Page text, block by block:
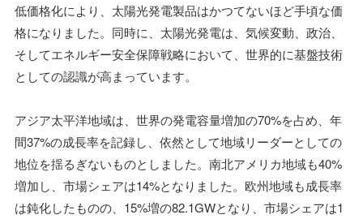
低価格化により、太陽光発電製品はかつてないほど手頃な価
格になりました。同時に、太陽光発電は、気候変動、政治、
そしてエネルギー安全保障戦略において、世界的に基盤技術
としての認識が高まっています。
アジア太平洋地域は、世界の発電容量増加の70%を占め、年
間37%の成長率を記録し、依然として地域リーダーとしての
地位を揺るぎないものとしました。南北アメリカ地域も40%
増加し、市場シェアは14%となりました。欧州地域も成長率
は鈍化したものの、15%増の82.1GWとなり、市場シェアは1